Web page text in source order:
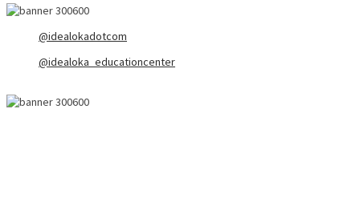
@idealokadotcom
@idealoka_educationcenter